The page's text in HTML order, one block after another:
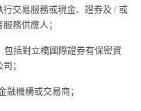
交易服務或現金、證券及 / 或
務供應人；
括對立橋國際證券有保密資
；
機構或交易商；